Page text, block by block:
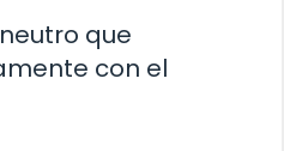
que
con el